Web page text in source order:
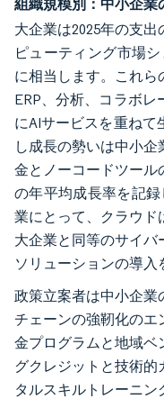
大企業は2025年の支出
ピューティング市場
に相当します。これ
ERP、分析、コラボ
にAIサービスを重ねて
し成長の勢いは中小
金とノーコードツール
の年平均成長率を記
業にとって、クラウド
大企業と同等のサイバ
ソリューションの導入
政策立案者は中小企業
チェーンの強靭化のエ
金プログラムと地域ベ
グクレジットと技術
タルスキルトレーニ